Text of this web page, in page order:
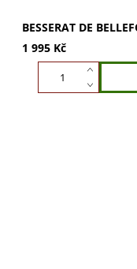
BESSERAT DE
1 995 Kč
Elegantní dárková
Perfektní obal pro